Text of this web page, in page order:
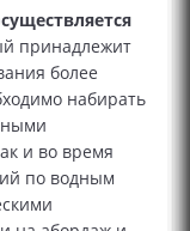
принадлежит
более
набирать
и во время
по водным